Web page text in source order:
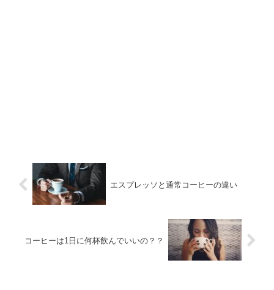
エスプレッソと通常コーヒーの違い
コーヒーは1日に何杯飲んでいいの？？